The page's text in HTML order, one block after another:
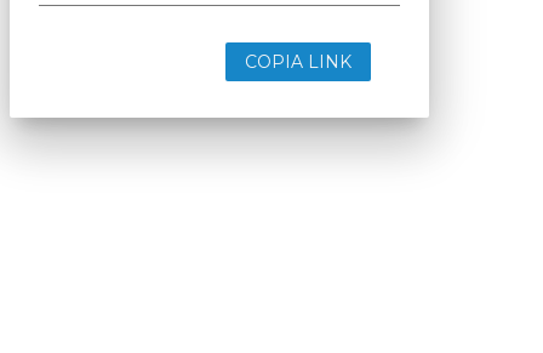
COPIA LINK